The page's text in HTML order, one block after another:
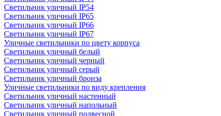
Светильник уличный IP54
Светильник уличный IP65
Светильник уличный IP66
Светильник уличный IP67
Уличные светильники по цвету корпуса
Светильник уличный белый
Светильник уличный черный
Светильник уличный серый
Светильник уличный бронза
Уличные светильники по виду крепления
Светильник уличный настенный
Светильник уличный напольный
Светильник уличный подвесной